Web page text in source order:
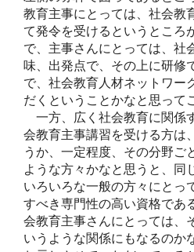
教育主事にとっては、社会教
て発令を受けるというところ
で、主事さんにとっては、社
味、出発点で、その上に研修
で、社会教育人材ネットワー
だくということかなと思って
一方、広く社会教育に関係
会教育主事講習を受ける方は
うか、一定程度、その分野ご
ような方々かなと思うと、同
いろいろな一般の方々にとっ
すべき専門性の高い資格であ
会教育主事さんにとっては、
いうような関係にもなるのか